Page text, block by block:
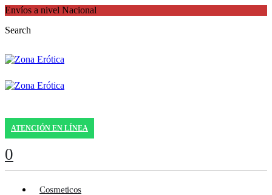
Envíos a nivel Nacional
Search
ATENCIÓN EN LÍNEA
0
Cosmeticos